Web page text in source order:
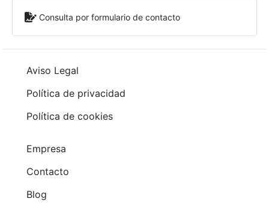
Consulta por formulario de contacto
Aviso Legal
Política de privacidad
Política de cookies
Empresa
Contacto
Blog